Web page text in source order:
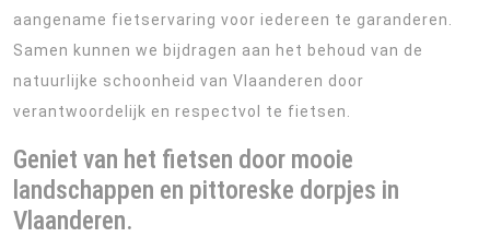
aangename fietservaring voor iedereen te garanderen.
Samen kunnen we bijdragen aan het behoud van de
natuurlijke schoonheid van Vlaanderen door
verantwoordelijk en respectvol te fietsen.
Geniet van het fietsen door mooie
landschappen en pittoreske dorpjes in
Vlaanderen.